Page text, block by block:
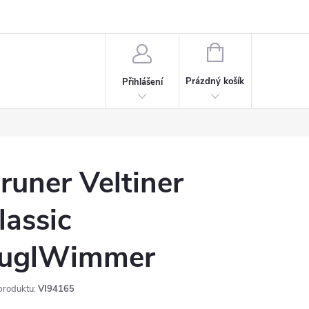
Přihlášení
NÁKUPNÍ
Prázdný košík
Veltiner
VI94165